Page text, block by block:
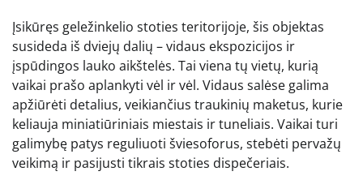
Įsikūręs geležinkelio stoties teritorijoje, šis objektas
susideda iš dviejų dalių – vidaus ekspozicijos ir
įspūdingos lauko aikštelės. Tai viena tų vietų, kurią
vaikai prašo aplankyti vėl ir vėl. Vidaus salėse galima
apžiūrėti detalius, veikiančius traukinių maketus, kurie
keliauja miniatiūriniais miestais ir tuneliais. Vaikai turi
galimybę patys reguliuoti šviesoforus, stebėti pervažų
veikimą ir pasijusti tikrais stoties dispečeriais.